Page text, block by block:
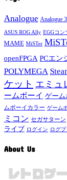
Analogue Analogue
ASUS ROG Ally EGGコン
MAME MiSTer
openFPGA PCエン
POLYMEGA
ケット エミュ
ームボーイ ゲーム
ムボーイカラー ゲーム
ミコン セガサターン
ライブ ログイン ログ
About Us